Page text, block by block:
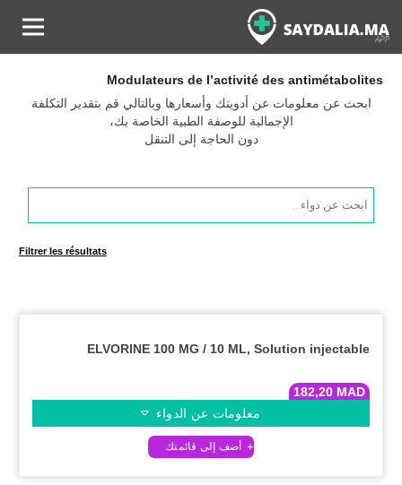
Modulateurs de l’activité des antimétabolites
ابحث عن معلومات عن أدويتك وأسعارها وبالتالي قم بتقدير التكلفة
الإجمالية للوصفة الطبية الخاصة بك،
دون الحاجة إلى التنقل
Products
search
Filtrer les résultats
ELVORINE 100 MG / 10 ML, Solution injectable
182,20 MAD
معلومات عن الدواء